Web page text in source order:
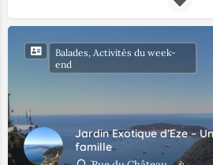
Jardin Exotique d’Eze –
famille
Balades, Activités du week-
end